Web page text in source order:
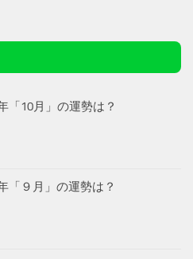
「10月」の運勢は？
「９月」の運勢は？